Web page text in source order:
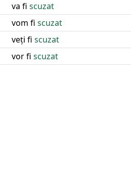
va fi scuzat
vom fi scuzat
veți fi scuzat
vor fi scuzat